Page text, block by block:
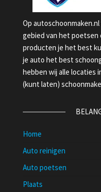
Op
gebied van het poetsen
producten je het best
je auto het best
hebben wij alle locaties
(kunt laten)
Home
Auto reinigen
Auto poetsen
Plaats